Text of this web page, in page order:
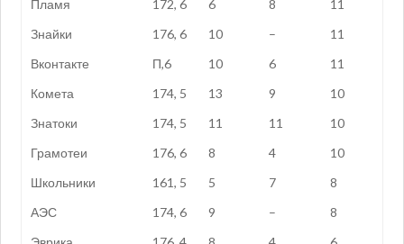
Пламя
172, 6 6 8
11
Знайки
176, 6 10 –
11
Вконтакте
П,6 10 6
11
Комета
174, 5 13 9
10
Знатоки
174, 5 11 11
10
Грамотеи
176, 6 8 4
10
Школьники
161, 5 5 7
8
АЭС
174, 6 9 –
8